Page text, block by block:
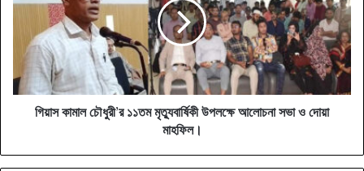
১১তম
উপলক্ষে
আলোচনা
সভা
ও
গিয়াস কামাল চৌধুরী’র ১১তম মৃত্যুবার্ষিকী উপলক্ষে আলোচনা সভা ও দোয়া
মাহফিল।